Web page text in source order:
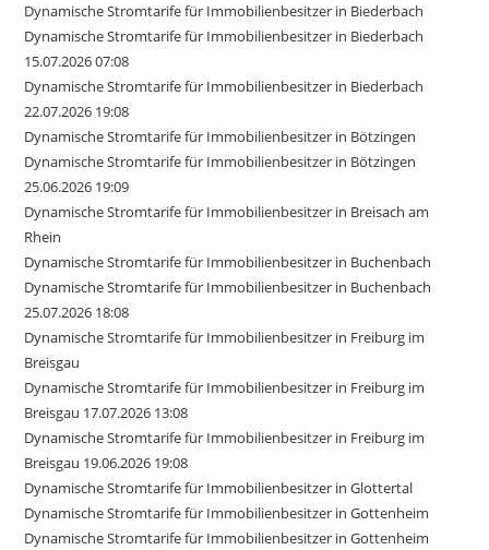
Dynamische Stromtarife für Immobilienbesitzer in Biederbach
Dynamische Stromtarife für Immobilienbesitzer in Biederbach
15.07.2026 07:08
Dynamische Stromtarife für Immobilienbesitzer in Biederbach
22.07.2026 19:08
Dynamische Stromtarife für Immobilienbesitzer in Bötzingen
Dynamische Stromtarife für Immobilienbesitzer in Bötzingen
25.06.2026 19:09
Dynamische Stromtarife für Immobilienbesitzer in Breisach am
Rhein
Dynamische Stromtarife für Immobilienbesitzer in Buchenbach
Dynamische Stromtarife für Immobilienbesitzer in Buchenbach
25.07.2026 18:08
Dynamische Stromtarife für Immobilienbesitzer in Freiburg im
Breisgau
Dynamische Stromtarife für Immobilienbesitzer in Freiburg im
Breisgau 17.07.2026 13:08
Dynamische Stromtarife für Immobilienbesitzer in Freiburg im
Breisgau 19.06.2026 19:08
Dynamische Stromtarife für Immobilienbesitzer in Glottertal
Dynamische Stromtarife für Immobilienbesitzer in Gottenheim
Dynamische Stromtarife für Immobilienbesitzer in Gottenheim